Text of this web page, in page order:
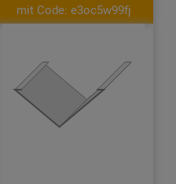
mit Code: e3oc5w99fj